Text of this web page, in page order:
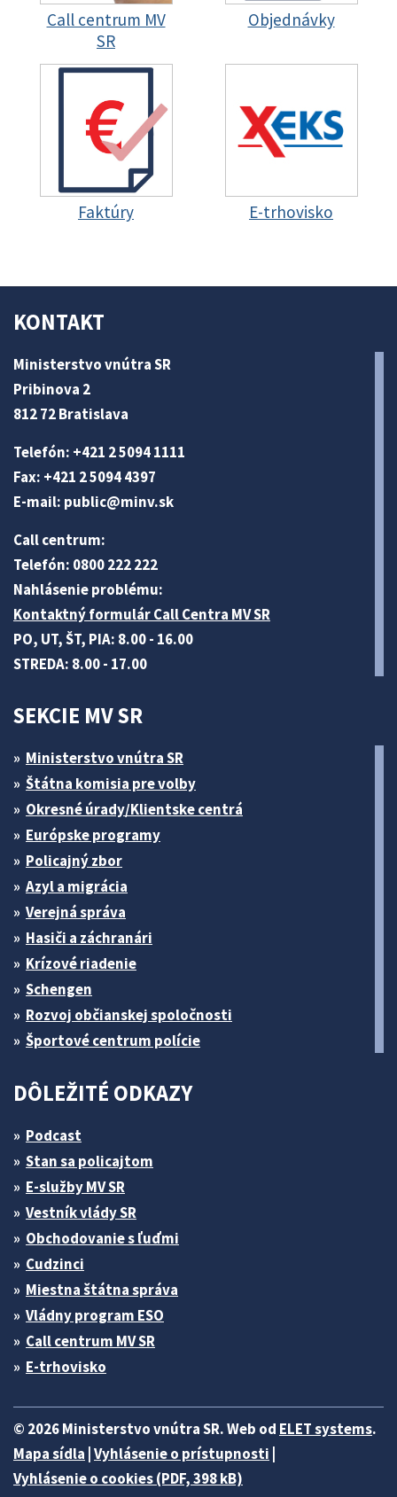
Call centrum MV
SR
Objednávky
Faktúry E-trhovisko
KONTAKT
Ministerstvo vnútra SR
Pribinova 2
812 72 Bratislava
Telefón: +421 2 5094 1111
Fax: +421 2 5094 4397
E-mail: public@minv.sk
Call centrum:
Telefón: 0800 222 222
Nahlásenie problému:
Kontaktný formulár Call Centra MV SR
PO, UT, ŠT, PIA: 8.00 - 16.00
STREDA: 8.00 - 17.00
SEKCIE MV SR
Ministerstvo vnútra SR
Štátna komisia pre volby
Okresné úrady/Klientske centrá
Európske programy
Policajný zbor
Azyl a migrácia
Verejná správa
Hasiči a záchranári
Krízové riadenie
Schengen
Rozvoj občianskej spoločnosti
Športové centrum polície
DÔLEŽITÉ ODKAZY
Podcast
Stan sa policajtom
E-služby MV SR
Vestník vlády SR
Obchodovanie s ľuďmi
Cudzinci
Miestna štátna správa
Vládny program ESO
Call centrum MV SR
E-trhovisko
© 2026 Ministerstvo vnútra SR. Web od ELET systems.
Mapa sídla Vyhlásenie o prístupnosti
Vyhlásenie o cookies (PDF, 398 kB)